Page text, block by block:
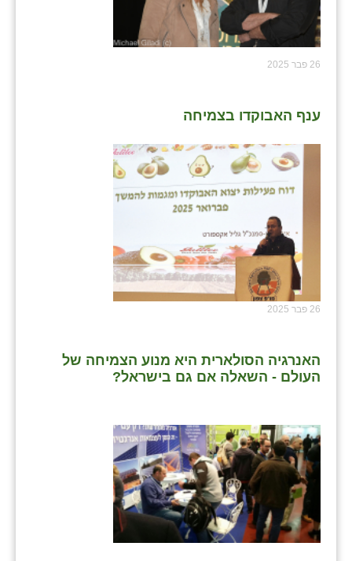
26 פבר 2025
ענף האבוקדו בצמיחה
26 פבר 2025
האנרגיה הסולארית היא מנוע הצמיחה של
העולם - השאלה אם גם בישראל?
עמרים
קורנית
רועי
רימונים
רמות השבים
שבי ציון
שדה ורבורג
שדה צבי
שכניה
בוסתן הגליל